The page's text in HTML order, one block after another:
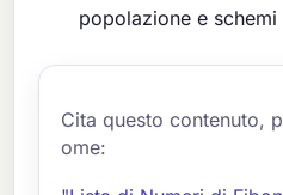
popolazione e
Cita questo contenuto,
ome: